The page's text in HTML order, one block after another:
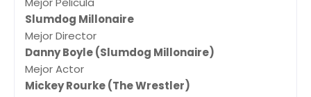
Slumdog Millonaire
Mejor Director
Danny Boyle (Slumdog Millonaire)
Mejor Actor
Mickey Rourke (The Wrestler)